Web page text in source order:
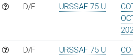
D/F URSSAF 75 U
D/F URSSAF 75 U